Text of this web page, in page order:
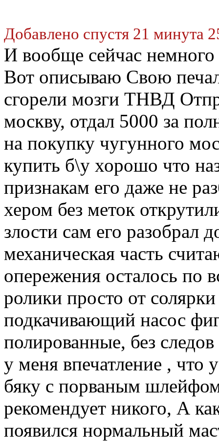
Добавлено спустя 21 минута
И вообще сейчас
Вот описываю Свою
сгорели мозги ТНВД
москву, отдал 5000 за
на покупку чугунного
купить б\у хорошо что
признакам его даже не
хером без меток
злости сам его разобрал
механическая часть
опережения осталось по
ролики просто от
подкачивающий насос
полированные, без
у меня впечатление , что
бяку с порваным
рекомендует никого, А
появился нормальный